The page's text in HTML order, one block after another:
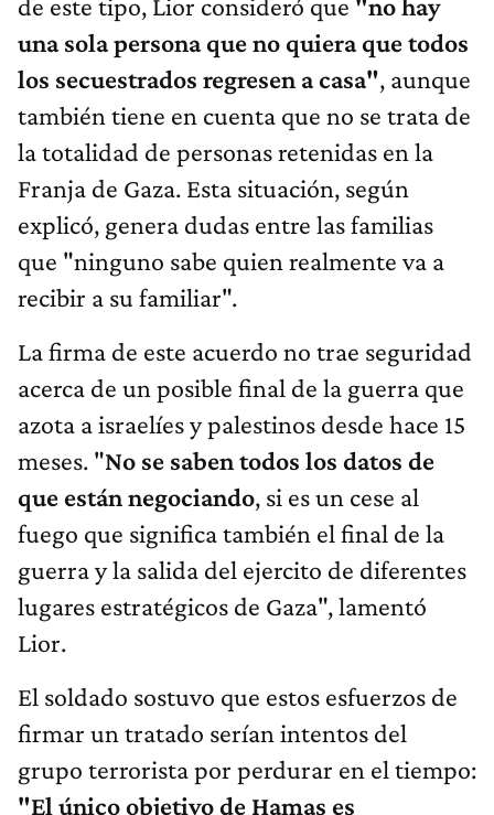
de este tipo, Lior consideró que "no hay
una sola persona que no quiera que todos
los secuestrados regresen a casa", aunque
también tiene en cuenta que no se trata de
la totalidad de personas retenidas en la
Franja de Gaza. Esta situación, según
explicó, genera dudas entre las familias
que "ninguno sabe quien realmente va a
recibir a su familiar".
La firma de este acuerdo no trae seguridad
acerca de un posible final de la guerra que
azota a israelíes y palestinos desde hace 15
meses. "No se saben todos los datos de
que están negociando, si es un cese al
fuego que significa también el final de la
guerra y la salida del ejercito de diferentes
lugares estratégicos de Gaza", lamentó
Lior.
El soldado sostuvo que estos esfuerzos de
firmar un tratado serían intentos del
grupo terrorista por perdurar en el tiempo:
"El único objetivo de Hamas es